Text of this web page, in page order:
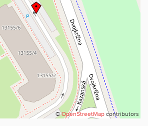
(štandardný návrh na vklad)
pri prevode nehnuteľnosti
za účelom financovania cez
poskytneme na telefónnych číslach 0908
na: office@xxlreality.sk
©OpenStreetMap contributors